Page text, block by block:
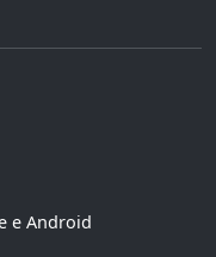
e Android